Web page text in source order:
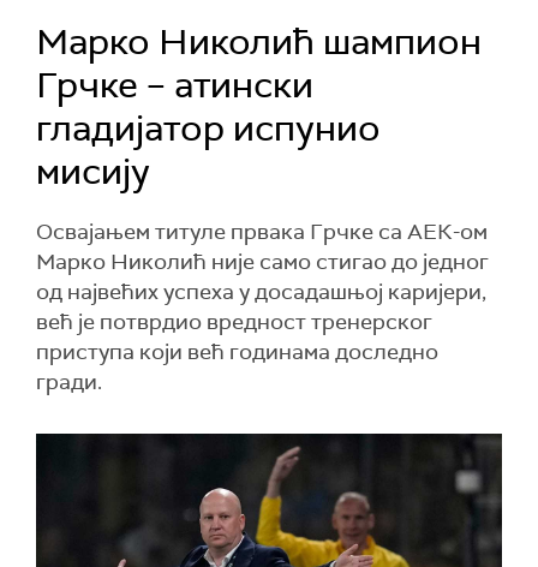
Марко Николић шампион
Грчке – атински
гладијатор испунио
мисију
Освајањем титуле првака Грчке са АЕК-ом
Марко Николић није само стигао до једног
од највећих успеха у досадашњој каријери,
већ је потврдио вредност тренерског
приступа који већ годинама доследно
гради.